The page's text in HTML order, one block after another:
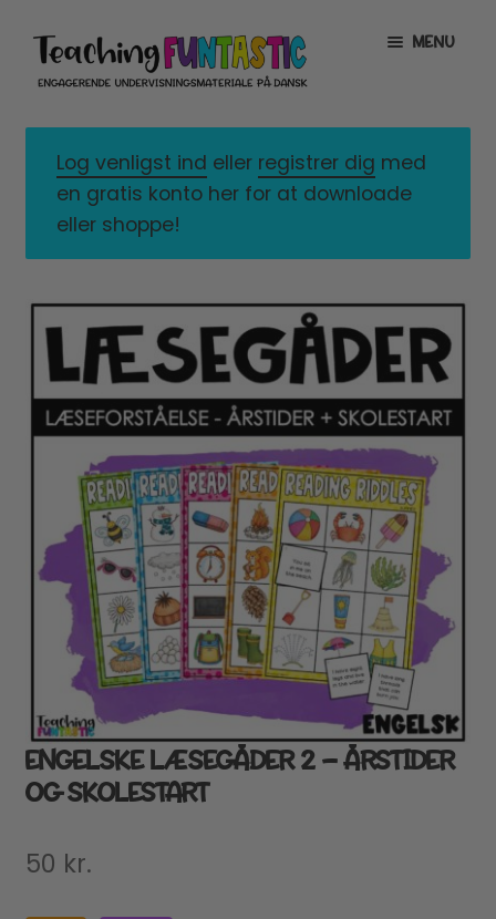
Spring
navigation
Spring
indhold
MENU
EXPAND
CHILD
MENU
MIN KONTO
GRATISMATERIALE
CHILD
LICENSER
EXPAND
CHILD
MENU
FONTE
Log venligst ind eller registrer dig med
en gratis konto her for at downloade
eller shoppe!
ENGELSKE LÆSEGÅDER 2 – ÅRSTIDER
OG SKOLESTART
50 kr.